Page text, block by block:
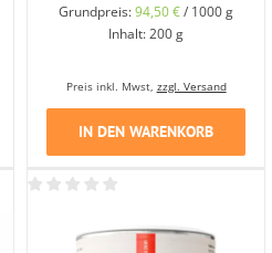
Grundpreis:94,50€/ 1000g
Inhalt: 200g
Preis inkl. Mwst, zzgl. Versand
IN DEN WARENKORB